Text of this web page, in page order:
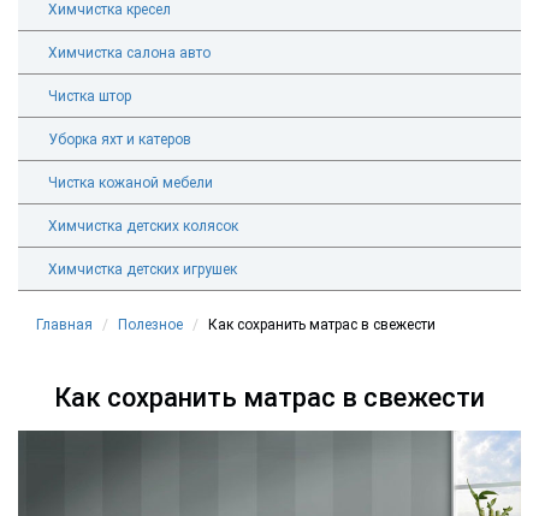
Химчистка кресел
Химчистка салона авто
Чистка штор
Уборка яхт и катеров
Чистка кожаной мебели
Химчистка детских колясок
Химчистка детских игрушек
Главная Полезное Как сохранить матрас в свежести
Как сохранить матрас в свежести